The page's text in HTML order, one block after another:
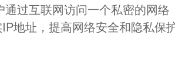
通过互联网访问一个私密的网络
地址，提高网络安全和隐私保护